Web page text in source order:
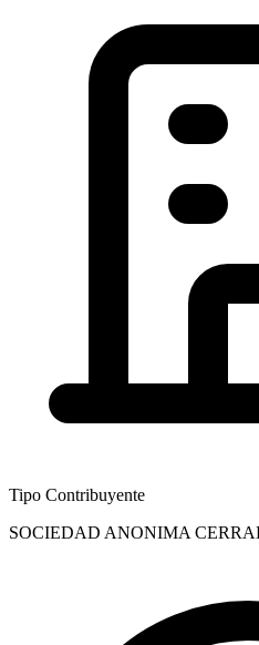
Tipo Contribuyente
SOCIEDAD ANONIMA